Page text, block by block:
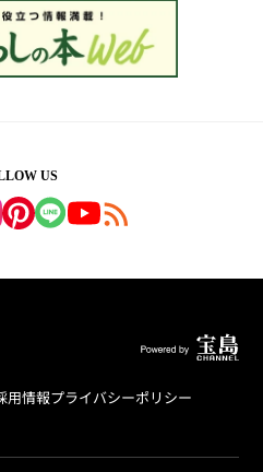
US
用情報プライバシーポリシー